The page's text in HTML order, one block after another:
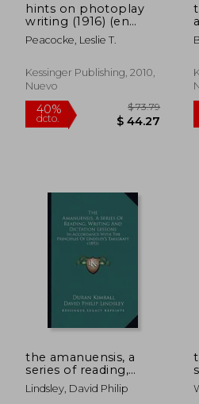
dcto. $ 51.47
hints on photoplay
writing (1916) (en
Inglés)
Peacocke, Leslie T.
Kessinger Publishing, 2010,
Nuevo
the amanuensis, a
series of reading,
writing and dictation
lessons: in
Lindsley, David Philip